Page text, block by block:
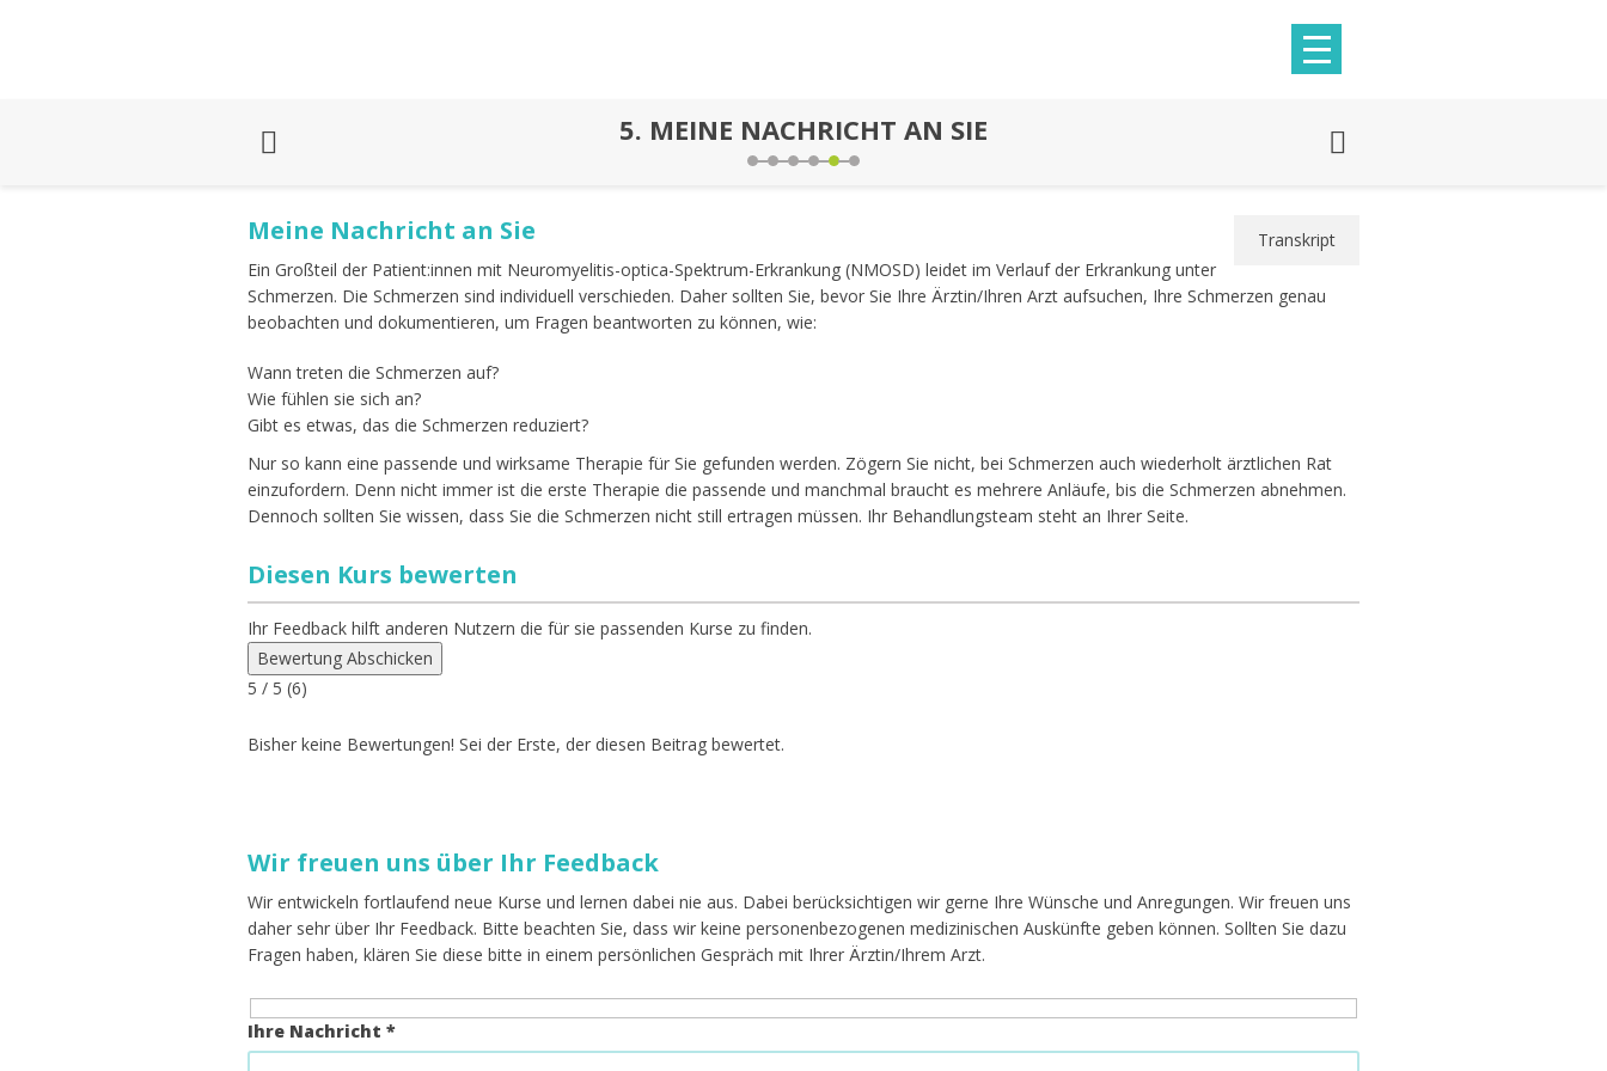
5. MEINE NACHRICHT AN SIE
Transkript
Meine Nachricht an Sie
Ein Großteil der Patient:innen mit Neuromyelitis-optica-Spektrum-Erkrankung (NMOSD) leidet im Verlauf der Erkrankung unter
Schmerzen. Die Schmerzen sind individuell verschieden. Daher sollten Sie, bevor Sie Ihre Ärztin/Ihren Arzt aufsuchen, Ihre Schmerzen genau
beobachten und dokumentieren, um Fragen beantworten zu können, wie:
Wann treten die Schmerzen auf?
Wie fühlen sie sich an?
Gibt es etwas, das die Schmerzen reduziert?
Nur so kann eine passende und wirksame Therapie für Sie gefunden werden. Zögern Sie nicht, bei Schmerzen auch wiederholt ärztlichen Rat
einzufordern. Denn nicht immer ist die erste Therapie die passende und manchmal braucht es mehrere Anläufe, bis die Schmerzen abnehmen.
Dennoch sollten Sie wissen, dass Sie die Schmerzen nicht still ertragen müssen. Ihr Behandlungsteam steht an Ihrer Seite.
Diesen Kurs bewerten
Ihr Feedback hilft anderen Nutzern die für sie passenden Kurse zu finden.
Bewertung Abschicken
5 / 5 (6)
Bisher keine Bewertungen! Sei der Erste, der diesen Beitrag bewertet.
Wir freuen uns über Ihr Feedback
Wir entwickeln fortlaufend neue Kurse und lernen dabei nie aus. Dabei berücksichtigen wir gerne Ihre Wünsche und Anregungen. Wir freuen uns
daher sehr über Ihr Feedback. Bitte beachten Sie, dass wir keine personenbezogenen medizinischen Auskünfte geben können. Sollten Sie dazu
Fragen haben, klären Sie diese bitte in einem persönlichen Gespräch mit Ihrer Ärztin/Ihrem Arzt.
Ihre Nachricht *